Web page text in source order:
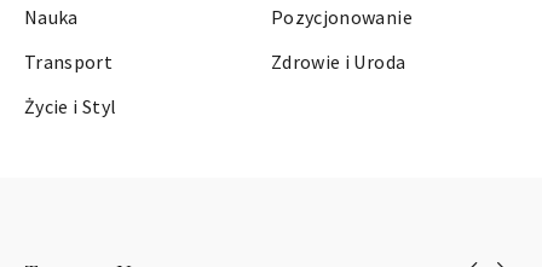
Nauka
Pozycjonowanie
Transport
Zdrowie i Uroda
Życie i Styl